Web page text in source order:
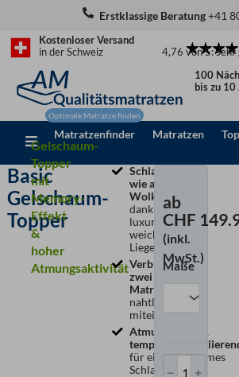
springen
Erstklassige Beratung+41
Kostenloser Versand
in der Schweiz
4,76 von 5: sehr
100
bis zu 10
Matratzenfinder Matratzen
Basic
Gelschaum-
Topper
Gelschaum-
Topper
mit
Memory-
Effekt
&
hoher
Atmungsaktivität
Schlafen
wie auf
Wolken
–
dank
luxuriös
weichem
Liegegefühl
Verbindet
zwei
Matratzen
nahtlos
miteinander
Atmungsaktiv &
für ein angenehmes
Schlafklima
ab
CHF
(inkl.
MwSt.)
Maße
Basic
Gelschaum-
Topper